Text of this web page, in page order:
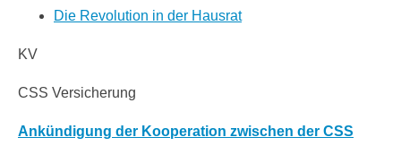
Die Revolution in der Hausrat
KV
CSS Versicherung
Ankündigung der Kooperation zwischen der CSS